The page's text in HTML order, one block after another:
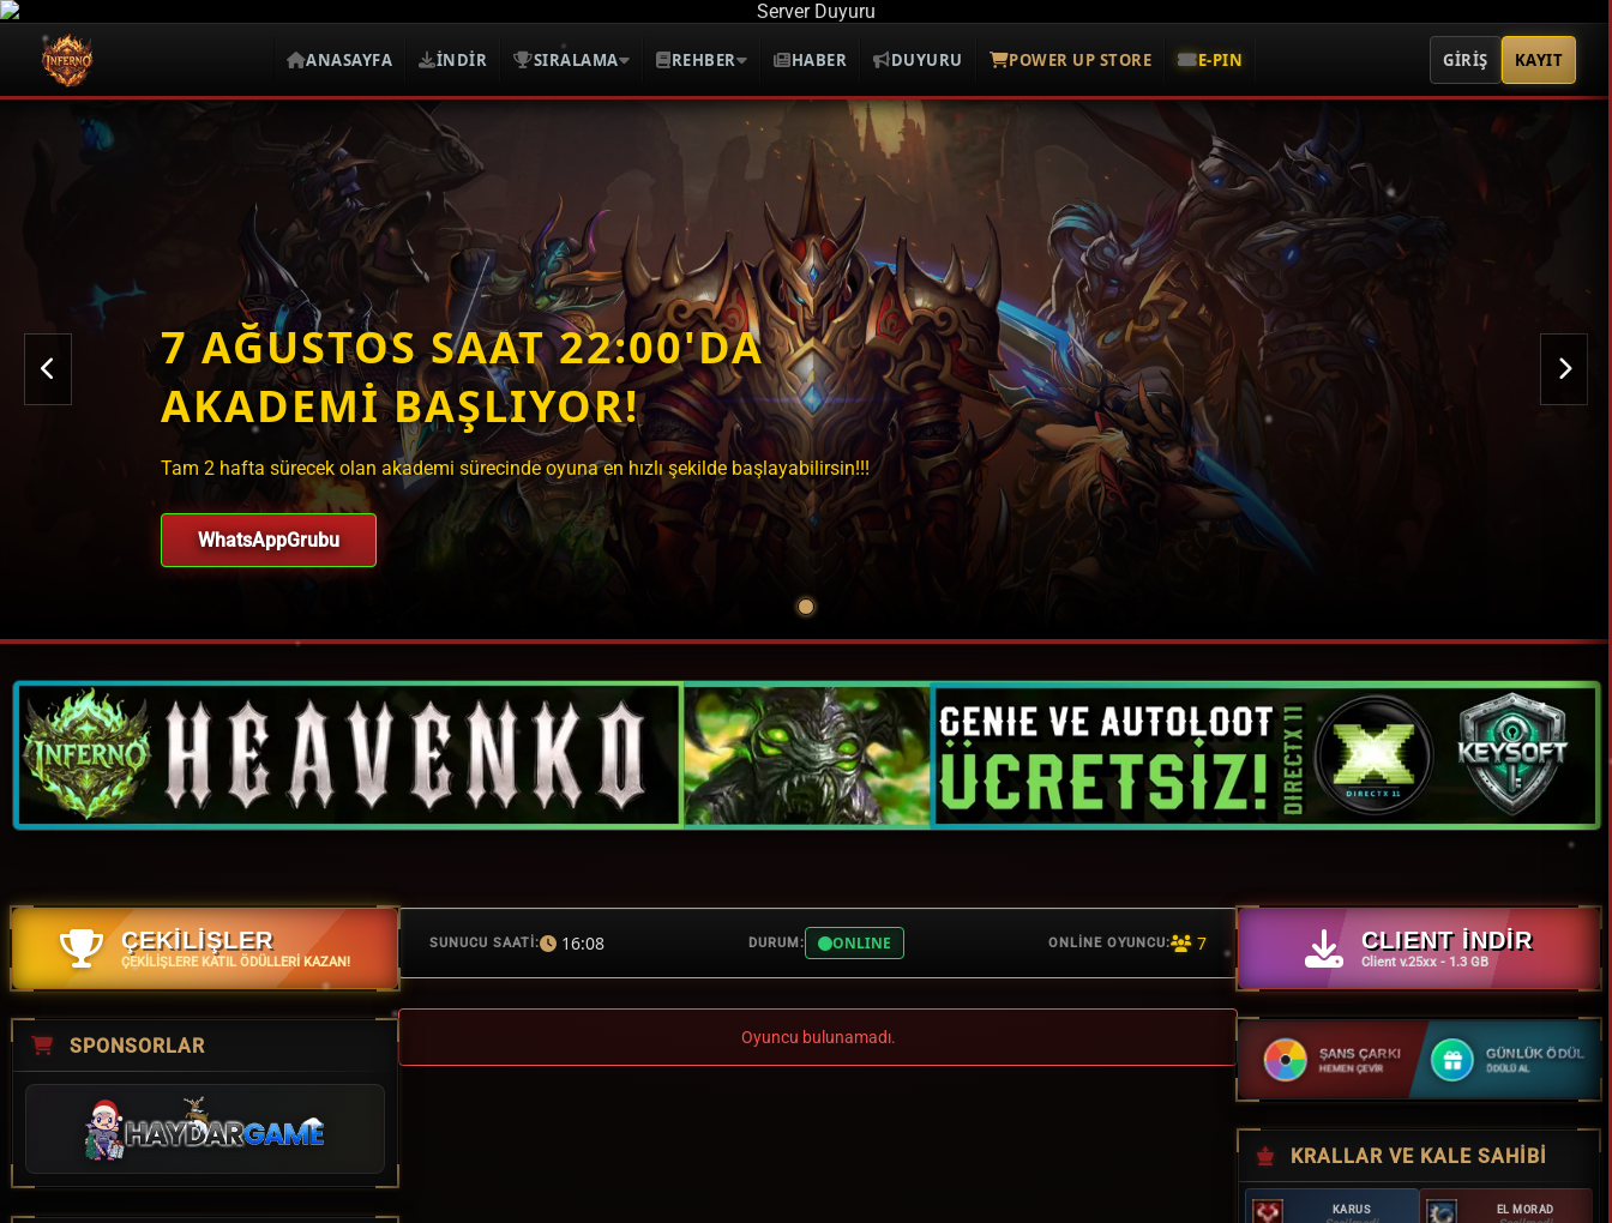
ANASAYFA İNDIR SIRALAMA REHBER HABER DUYURU POWER UP STORE E-PIN GİRİŞ KAYIT
7 AĞUSTOS SAAT 22:00'DA
AKADEMİ BAŞLIYOR!
Tam 2 hafta sürecek olan akademi sürecinde oyuna en hızlı şekilde başlayabilirsin!!!
WhatsAppGrubu
ÇEKİLİŞLER
ÇEKILIŞLERE KATIL ÖDÜLLERI KAZAN!
SPONSORLAR
SUNUCU SAATİ: 16:08 DURUM: ONLINE ONLİNE OYUNCU: 7
Oyuncu bulunamadı.
CLIENT İNDİR
Client v.25xx - 1.3 GB
ŞANS ÇARKI
HEMEN ÇEVİR
GÜNLÜK ÖDÜL
ÖDÜLÜ AL
KRALLAR VE KALE SAHIBI
KARUS EL MORAD